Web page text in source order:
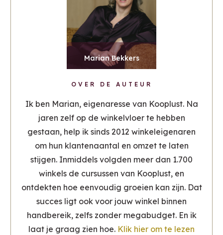
OVER DE AUTEUR
Ik ben Marian, eigenaresse van Kooplust. Na
jaren zelf op de winkelvloer te hebben
gestaan, help ik sinds 2012 winkeleigenaren
om hun klantenaantal en omzet te laten
stijgen. Inmiddels volgden meer dan 1.700
winkels de cursussen van Kooplust, en
ontdekten hoe eenvoudig groeien kan zijn. Dat
succes ligt ook voor jouw winkel binnen
handbereik, zelfs zonder megabudget. En ik
laat je graag zien hoe. Klik hier om te lezen
Marian Bekkers